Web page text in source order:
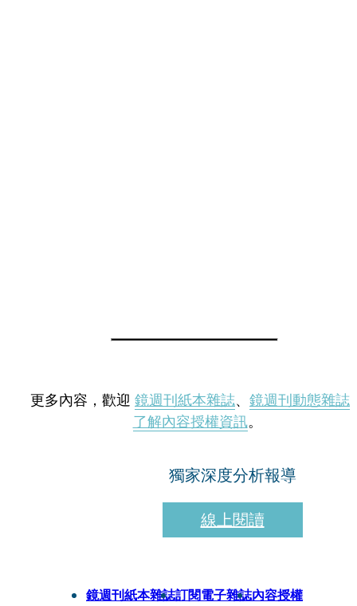
更多內容，歡迎 鏡週刊紙本雜誌、 鏡週刊動態雜誌
了解內容授權資訊。
獨家深度分析報導
線上閱讀
鏡週刊紙本雜誌訂閱電子雜誌內容授權